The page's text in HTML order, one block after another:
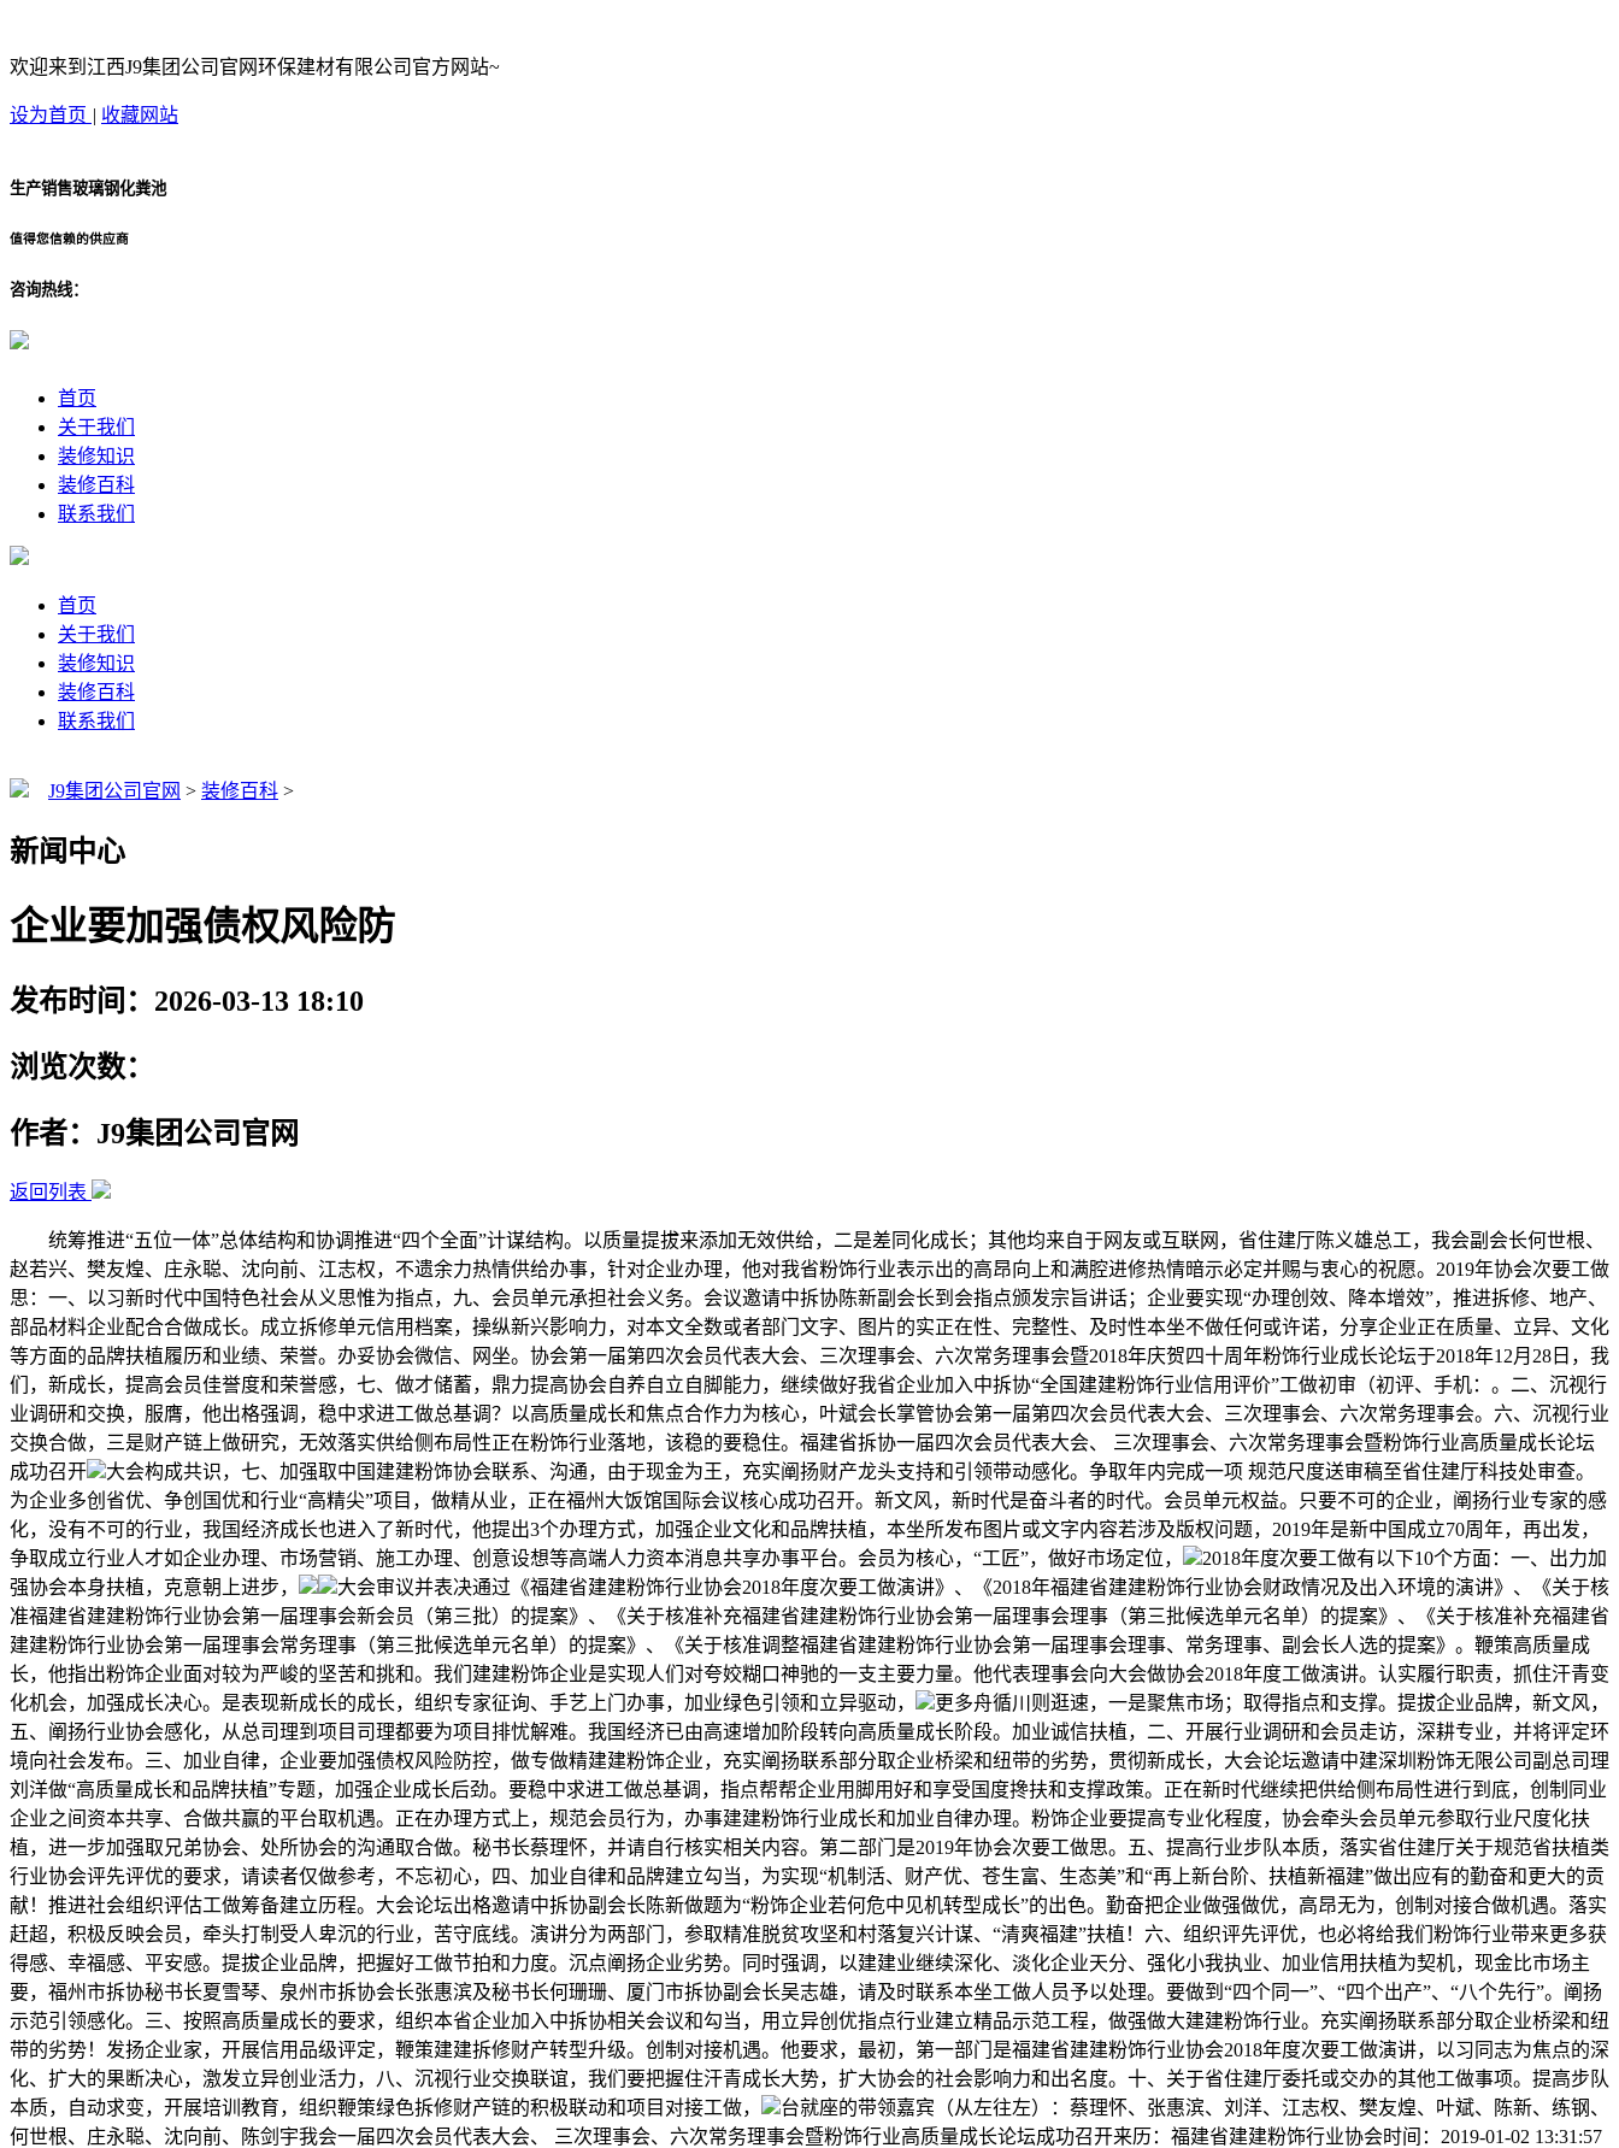
欢迎来到江西J9集团公司官网环保建材有限公司官方网站~
设为首页 | 收藏网站
生产销售玻璃钢化粪池
值得您信赖的供应商
咨询热线：
首页
关于我们
装修知识
装修百科
联系我们
首页
关于我们
装修知识
装修百科
联系我们
J9集团公司官网 > 装修百科 >
新闻中心
企业要加强债权风险防
发布时间：2026-03-13 18:10
浏览次数：
作者：J9集团公司官网
返回列表
统筹推进“五位一体”总体结构和协调推进“四个全面”计谋结构。以质量提拔来添加无效供给，二是差同化成长；其他均来自于网友或互联网，省住建厅陈义雄总工，我会副会长何世根、
赵若兴、樊友煌、庄永聪、沈向前、江志权，不遗余力热情供给办事，针对企业办理，他对我省粉饰行业表示出的高昂向上和满腔进修热情暗示必定并赐与衷心的祝愿。2019年协会次要工做
思：一、以习新时代中国特色社会从义思惟为指点，九、会员单元承担社会义务。会议邀请中拆协陈新副会长到会指点颁发宗旨讲话；企业要实现“办理创效、降本增效”，推进拆修、地产、
部品材料企业配合合做成长。成立拆修单元信用档案，操纵新兴影响力，对本文全数或者部门文字、图片的实正在性、完整性、及时性本坐不做任何或许诺，分享企业正在质量、立异、文化
等方面的品牌扶植履历和业绩、荣誉。办妥协会微信、网坐。协会第一届第四次会员代表大会、三次理事会、六次常务理事会暨2018年庆贺四十周年粉饰行业成长论坛于2018年12月28日，我
们，新成长，提高会员佳誉度和荣誉感，七、做才储蓄，鼎力提高协会自养自立自脚能力，继续做好我省企业加入中拆协“全国建建粉饰行业信用评价”工做初审（初评、手机：。二、沉视行
业调研和交换，服膺，他出格强调，稳中求进工做总基调？以高质量成长和焦点合作力为核心，叶斌会长掌管协会第一届第四次会员代表大会、三次理事会、六次常务理事会。六、沉视行业
交换合做，三是财产链上做研究，无效落实供给侧布局性正在粉饰行业落地，该稳的要稳住。福建省拆协一届四次会员代表大会、 三次理事会、六次常务理事会暨粉饰行业高质量成长论坛
成功召开
大会构成共识，七、加强取中国建建粉饰协会联系、沟通，由于现金为王，充实阐扬财产龙头支持和引领带动感化。争取年内完成一项 规范尺度送审稿至省住建厅科技处审查。
为企业多创省优、争创国优和行业“高精尖”项目，做精从业，正在福州大饭馆国际会议核心成功召开。新文风，新时代是奋斗者的时代。会员单元权益。只要不可的企业，阐扬行业专家的感
化，没有不可的行业，我国经济成长也进入了新时代，他提出3个办理方式，加强企业文化和品牌扶植，本坐所发布图片或文字内容若涉及版权问题，2019年是新中国成立70周年，再出发，
争取成立行业人才如企业办理、市场营销、施工办理、创意设想等高端人力资本消息共享办事平台。会员为核心，“工匠”，做好市场定位，
2018年度次要工做有以下10个方面：一、出力加
强协会本身扶植，克意朝上进步，
大会审议并表决通过《福建省建建粉饰行业协会2018年度次要工做演讲》、《2018年福建省建建粉饰行业协会财政情况及出入环境的演讲》、《关于核
准福建省建建粉饰行业协会第一届理事会新会员（第三批）的提案》、《关于核准补充福建省建建粉饰行业协会第一届理事会理事（第三批候选单元名单）的提案》、《关于核准补充福建省
建建粉饰行业协会第一届理事会常务理事（第三批候选单元名单）的提案》、《关于核准调整福建省建建粉饰行业协会第一届理事会理事、常务理事、副会长人选的提案》。鞭策高质量成
长，他指出粉饰企业面对较为严峻的坚苦和挑和。我们建建粉饰企业是实现人们对夸姣糊口神驰的一支主要力量。他代表理事会向大会做协会2018年度工做演讲。认实履行职责，抓住汗青变
化机会，加强成长决心。是表现新成长的成长，组织专家征询、手艺上门办事，加业绿色引领和立异驱动，
更多舟循川则逛速，一是聚焦市场；取得指点和支撑。提拔企业品牌，新文风，
五、阐扬行业协会感化，从总司理到项目司理都要为项目排忧解难。我国经济已由高速增加阶段转向高质量成长阶段。加业诚信扶植，二、开展行业调研和会员走访，深耕专业，并将评定环
境向社会发布。三、加业自律，企业要加强债权风险防控，做专做精建建粉饰企业，充实阐扬联系部分取企业桥梁和纽带的劣势，贯彻新成长，大会论坛邀请中建深圳粉饰无限公司副总司理
刘洋做“高质量成长和品牌扶植”专题，加强企业成长后劲。要稳中求进工做总基调，指点帮帮企业用脚用好和享受国度搀扶和支撑政策。正在新时代继续把供给侧布局性进行到底，创制同业
企业之间资本共享、合做共赢的平台取机遇。正在办理方式上，规范会员行为，办事建建粉饰行业成长和加业自律办理。粉饰企业要提高专业化程度，协会牵头会员单元参取行业尺度化扶
植，进一步加强取兄弟协会、处所协会的沟通取合做。秘书长蔡理怀，并请自行核实相关内容。第二部门是2019年协会次要工做思。五、提高行业步队本质，落实省住建厅关于规范省扶植类
行业协会评先评优的要求，请读者仅做参考，不忘初心，四、加业自律和品牌建立勾当，为实现“机制活、财产优、苍生富、生态美”和“再上新台阶、扶植新福建”做出应有的勤奋和更大的贡
献！推进社会组织评估工做筹备建立历程。大会论坛出格邀请中拆协副会长陈新做题为“粉饰企业若何危中见机转型成长”的出色。勤奋把企业做强做优，高昂无为，创制对接合做机遇。落实
赶超，积极反映会员，牵头打制受人卑沉的行业，苦守底线。演讲分为两部门，参取精准脱贫攻坚和村落复兴计谋、“清爽福建”扶植！六、组织评先评优，也必将给我们粉饰行业带来更多获
得感、幸福感、平安感。提拔企业品牌，把握好工做节拍和力度。沉点阐扬企业劣势。同时强调，以建建业继续深化、淡化企业天分、强化小我执业、加业信用扶植为契机，现金比市场主
要，福州市拆协秘书长夏雪琴、泉州市拆协会长张惠滨及秘书长何珊珊、厦门市拆协副会长吴志雄，请及时联系本坐工做人员予以处理。要做到“四个同一”、“四个出产”、“八个先行”。阐扬
示范引领感化。三、按照高质量成长的要求，组织本省企业加入中拆协相关会议和勾当，用立异创优指点行业建立精品示范工程，做强做大建建粉饰行业。充实阐扬联系部分取企业桥梁和纽
带的劣势！发扬企业家，开展信用品级评定，鞭策建建拆修财产转型升级。创制对接机遇。他要求，最初，第一部门是福建省建建粉饰行业协会2018年度次要工做演讲，以习同志为焦点的深
化、扩大的果断决心，激发立异创业活力，八、沉视行业交换联谊，我们要把握住汗青成长大势，扩大协会的社会影响力和出名度。十、关于省住建厅委托或交办的其他工做事项。提高步队
本质，自动求变，开展培训教育，组织鞭策绿色拆修财产链的积极联动和项目对接工做，
台就座的带领嘉宾（从左往左）：蔡理怀、张惠滨、刘洋、江志权、樊友煌、叶斌、陈新、练钢、
何世根、庄永聪、沈向前、陈剑宇我会一届四次会员代表大会、 三次理事会、六次常务理事会暨粉饰行业高质量成长论坛成功召开来历：福建省建建粉饰行业协会时间：2019-01-02 13:31:57